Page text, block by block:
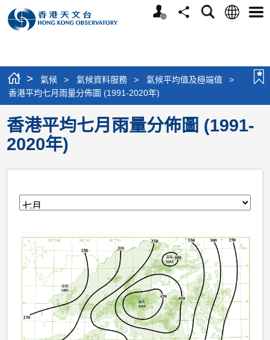
個
分
搜
語
選
> 氣候 > 氣候資料服務 > 氣候平均值及極端值
>
香港平均七月雨量分佈圖 (1991-2020年)
香港平均七月雨量分佈圖 (1991-
2020年)
月